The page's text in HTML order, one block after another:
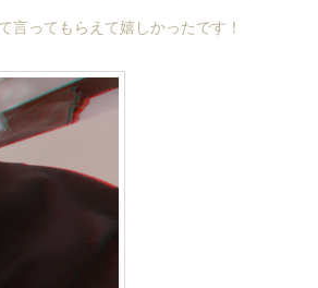
ってもらえて嬉しかったです！